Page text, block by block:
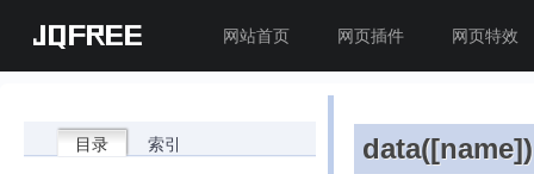
JQFREE 网站首页 网页插件 网页特效
data([name])
目录 索引